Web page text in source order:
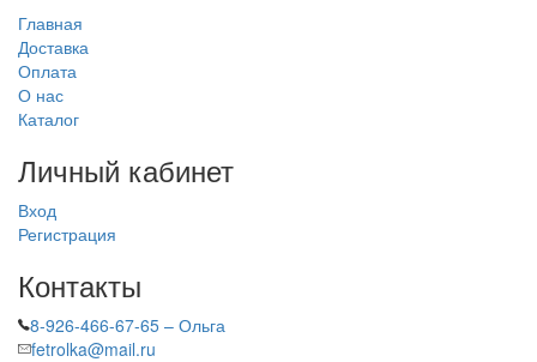
Главная
Доставка
Оплата
О нас
Каталог
Личный кабинет
Вход
Регистрация
Контакты
8-926-466-67-65 – Ольга
fetrolka@mail.ru